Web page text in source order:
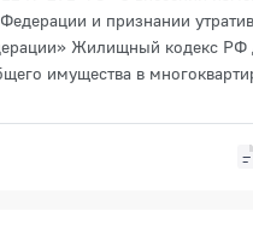
и признании
Жилищный кодекс
имущества в